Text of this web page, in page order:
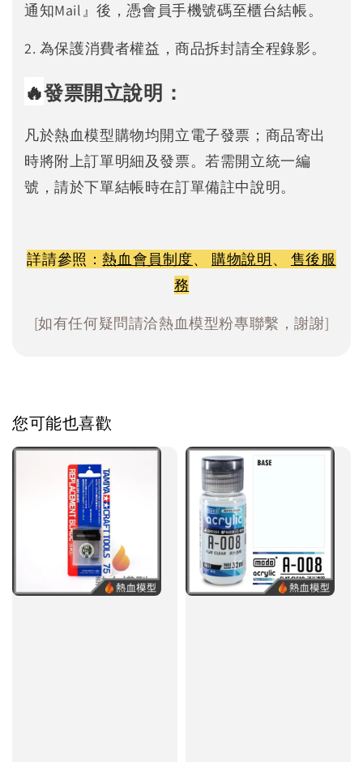
通知Mail』後，憑會員手機號碼至櫃台結帳。
2. 為保護消費者權益，商品拆封請全程錄影。
🔥發票開立說明：
凡於熱血模型購物均開立電子發票；商品寄出
時將附上訂單明細及發票。若需開立統一編
號，請於下單結帳時在訂單備註中說明。
詳請參照：熱血會員制度、 購物說明、 售後服
務
[如有任何疑問請洽熱血模型粉專聯繫，謝謝]
您可能也喜歡